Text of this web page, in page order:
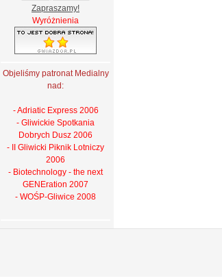
Wyróżnienia
Objeliśmy patronat Medialny
nad:
- Adriatic Express 2006
- Gliwickie Spotkania
Dobrych Dusz 2006
- II Gliwicki Piknik Lotniczy
2006
- Biotechnology - the next
GENEration 2007
- WOŚP-Gliwice 2008